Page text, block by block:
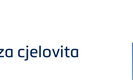
cjelovita